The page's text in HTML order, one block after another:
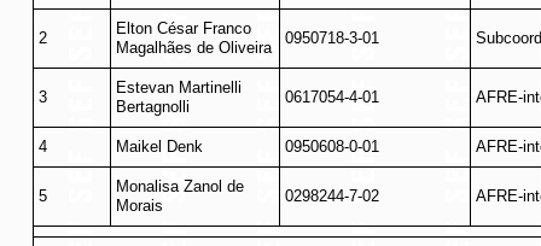
2
Elton César Franco
Magalhães de Oliveira
0950718-3-01
3
Estevan Martinelli
Bertagnolli
0617054-4-01 AFRE-
4 Maikel Denk 0950608-0-01 AFRE-
5
Monalisa Zanol de
Morais
0298244-7-02 AFRE-